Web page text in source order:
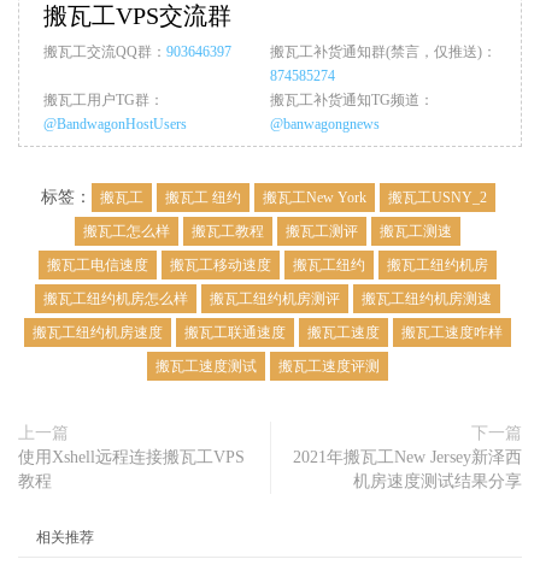
搬瓦工VPS交流群
搬瓦工交流QQ群： 903646397
搬瓦工补货通知群(禁言，仅推送)：
874585274
搬瓦工用户TG群：
@BandwagonHostUsers
搬瓦工补货通知TG频道：
@banwagongnews
标签： 搬瓦工 搬瓦工 纽约 搬瓦工New York
搬瓦工USNY_2
搬瓦工怎么样
搬瓦工教程 搬瓦工测评
搬瓦工测速
搬瓦工电信速度
搬瓦工移动速度 搬瓦工纽约
搬瓦工纽约机房
搬瓦工纽约机房怎么样
搬瓦工纽约机房测评
搬瓦工纽约机房测速
搬瓦工纽约机房速度
搬瓦工联通速度 搬瓦工速度
搬瓦工速度咋样
搬瓦工速度测试
搬瓦工速度评测
上一篇
使用Xshell远程连接搬瓦工VPS
教程
下一篇
2021年搬瓦工New Jersey新泽西
机房速度测试结果分享
相关推荐